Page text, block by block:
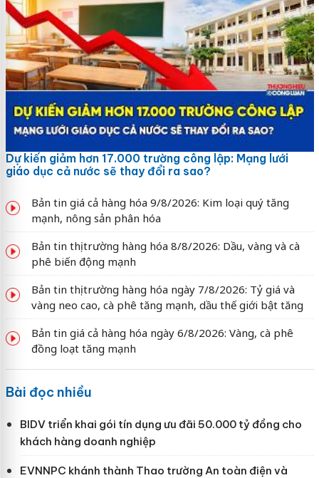
Dự kiến giảm hơn 17.000 trường công lập: Mạng lưới
giáo dục cả nước sẽ thay đổi ra sao?
Bản tin giá cả hàng hóa 9/8/2026: Kim loại quý tăng
mạnh, nông sản phân hóa
Bản tin thị trường hàng hóa 8/8/2026: Dầu, vàng và cà
phê biến động mạnh
Bản tin thị trường hàng hóa ngày 7/8/2026: Tỷ giá và
vàng neo cao, cà phê tăng mạnh, dầu thế giới bật tăng
Bản tin giá cả hàng hóa ngày 6/8/2026: Vàng, cà phê
đồng loạt tăng mạnh
Bài đọc nhiều
BIDV triển khai gói tín dụng ưu đãi 50.000 tỷ đồng cho
khách hàng doanh nghiệp
EVNNPC khánh thành Thao trường An toàn điện và